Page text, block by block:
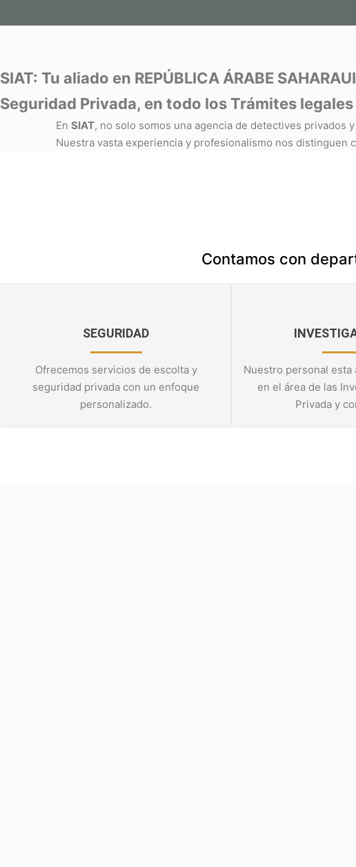
SIAT: Tu aliado en REPÚBLICA ÁRABE
Seguridad Privada, en todo los Trámites
En SIAT, no solo somos una agencia de detectives privados
Nuestra vasta experiencia y profesionalismo nos distinguen
Contamos con
SEGURIDAD
Ofrecemos servicios de escolta y
seguridad privada con un enfoque
personalizado.
Nuestro personal esta
en el área de las
Privada y